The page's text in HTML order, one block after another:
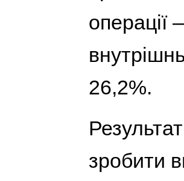
операції
26,2%.
зробити